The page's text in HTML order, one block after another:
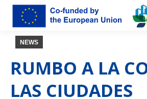
NEWS
RUMBO A LA
LAS CIUDADES